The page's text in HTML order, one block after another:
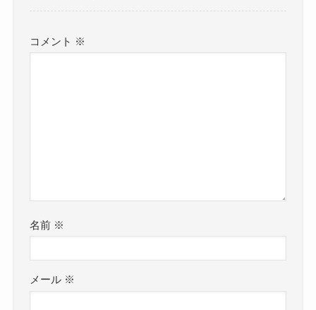
コメント ※
名前 ※
メール ※